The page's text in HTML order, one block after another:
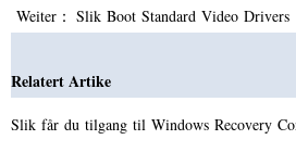
Weiter： Slik Boot Standard Video Drivers
Relatert Artike
Slik får du tilgang til Windows Recovery